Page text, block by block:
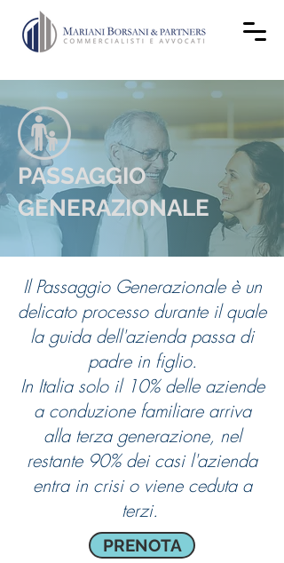
PASSAGGIO
GENERAZIONALE
Il Passaggio Generazionale è un
delicato processo durante il quale
la guida dell'azienda passa di
padre in figlio.
In Italia solo il 10% delle aziende
a conduzione familiare arriva
alla terza generazione, nel
restante 90% dei casi l'azienda
entra in crisi o viene ceduta a
terzi.
PRENOTA